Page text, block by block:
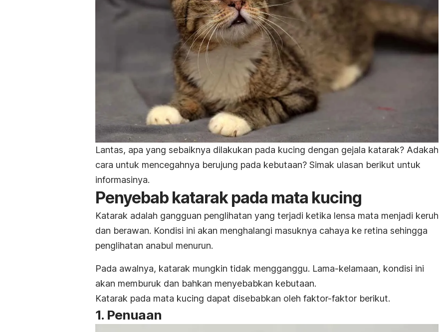
Lantas, apa yang sebaiknya dilakukan pada kucing dengan gejala katarak? Adakah
cara untuk mencegahnya berujung pada kebutaan? Simak ulasan berikut untuk
informasinya.
Penyebab katarak pada mata kucing
Katarak adalah gangguan penglihatan yang terjadi ketika lensa mata menjadi keruh
dan berawan. Kondisi ini akan menghalangi masuknya cahaya ke retina sehingga
penglihatan anabul menurun.
Pada awalnya, katarak mungkin tidak mengganggu. Lama-kelamaan, kondisi ini
akan memburuk dan bahkan menyebabkan kebutaan.
Katarak pada mata kucing dapat disebabkan oleh faktor-faktor berikut.
1. Penuaan